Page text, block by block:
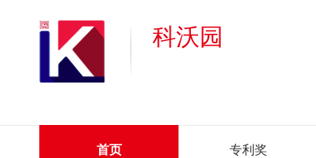
科沃园
首页 专利奖